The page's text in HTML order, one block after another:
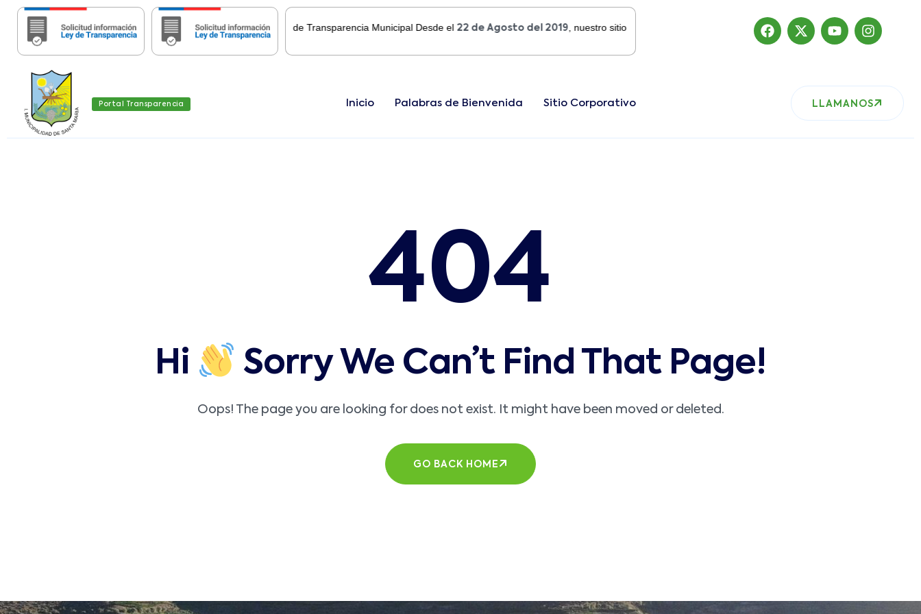
Importante:Estas páginas contienen Información histórica de Transparencia Municipal Desde el22 de Agosto del 2019, nuestro sitio ha migrado
Portal Transparencia Inicio Palabras de Bienvenida Sitio Corporativo LLAMANOS
404
Hi Sorry We Can’t Find That Page!
Oops! The page you are looking for does not exist. It might have been moved or deleted.
GO BACK HOME